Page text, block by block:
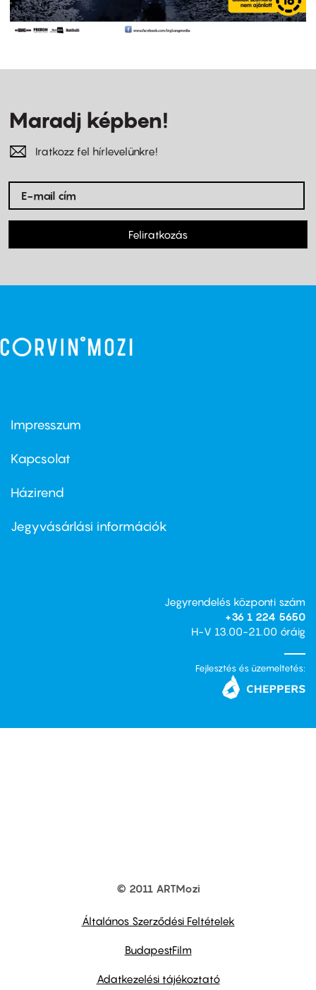
Maradj képben!
Iratkozz fel hírlevelünkre!
Feliratkozás
Footer
first
Impresszum
Kapcsolat
Footer
second
Házirend
Jegyvásárlási információk
Jegyrendelés központi szám
+36 1 224 5650
H-V 13.00-21.00 óráig
Fejlesztés és üzemeltetés:
© 2011 ARTMozi
Általános Szerződési Feltételek
BudapestFilm
Adatkezelési tájékoztató